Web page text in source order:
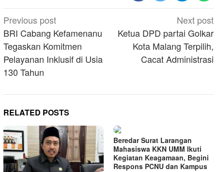
Post
navigation
Previous post
BRI Cabang Kefamenanu
Tegaskan Komitmen
Pelayanan Inklusif di Usia
130 Tahun
Next post
Ketua DPD partai Golkar
Kota Malang Terpilih,
Cacat Administrasi
RELATED POSTS
Beredar Surat Larangan
Mahasiswa KKN UMM Ikuti
Kegiatan Keagamaan, Begini
Respons PCNU dan Kampus